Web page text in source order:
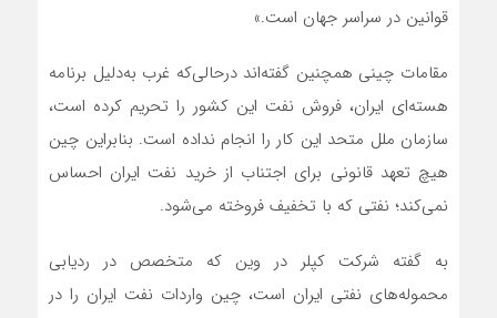
قوانین در سراسر جهان است.»
مقامات چینی همچنین گفته‌اند درحالی‌که غرب به‌دلیل برنامه
هسته‌ای ایران، فروش نفت این کشور را تحریم کرده است،
سازمان ملل متحد این کار را انجام نداده است. بنابراین چین
هیچ تعهد قانونی برای اجتناب از خرید نفت ایران احساس
نمی‌کند؛ نفتی که با تخفیف فروخته می‌شود.
به گفته شرکت کپلر در وین که متخصص در ردیابی
محموله‌های نفتی ایران است، چین واردات نفت ایران را در